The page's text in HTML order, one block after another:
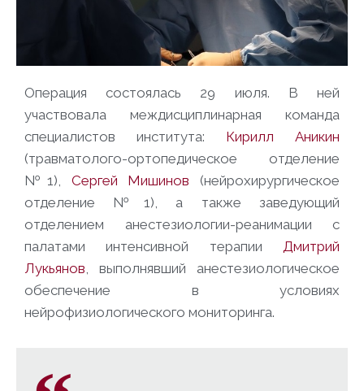
Операция состоялась 29 июля. В ней
участвовала междисциплинарная команда
специалистов института: Кирилл Аникин
(травматолого-ортопедическое отделение
№1), Сергей Мишинов (нейрохирургическое
отделение №1), а также заведующий
отделением анестезиологии-реанимации с
палатами интенсивной терапии Дмитрий
Лукьянов , выполнявший анестезиологическое
обеспечение в условиях
нейрофизиологического мониторинга.